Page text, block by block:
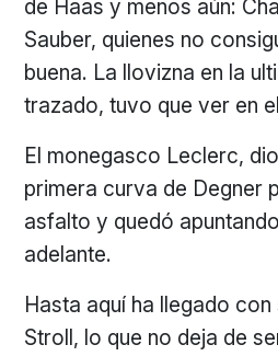
de Haas y menos aún:
Sauber, quienes no
buena. La llovizna en la
trazado, tuvo que ver en
El monegasco Leclerc,
primera curva de Degner
asfalto y quedó
adelante.
Hasta aquí ha llegado
Stroll, lo que no deja de